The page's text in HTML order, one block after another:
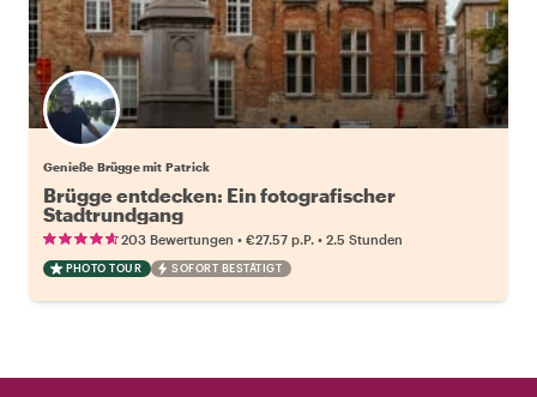
Genieße Brügge mit Patrick
Brügge entdecken: Ein fotografischer
Stadtrundgang
203 Bewertungen • €27.57 p.P. • 2.5 Stunden
PHOTO TOUR SOFORT BESTÄTIGT